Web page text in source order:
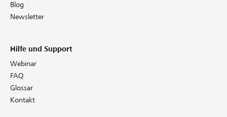
Blog
Newsletter
Hilfe und Support
Webinar
FAQ
Glossar
Kontakt